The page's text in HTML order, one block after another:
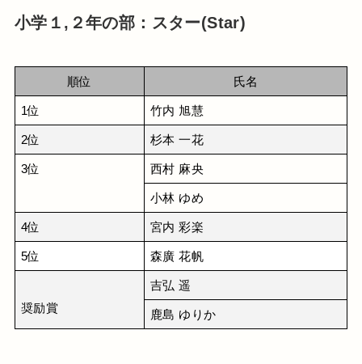
小学１,２年の部：スター(Star)
順位 氏名
1位 竹内 旭慧
2位 杉本 一花
3位 西村 麻央
小林 ゆめ
4位 宮内 彩楽
5位 森廣 花帆
奨励賞
吉弘 遥
鹿島 ゆりか